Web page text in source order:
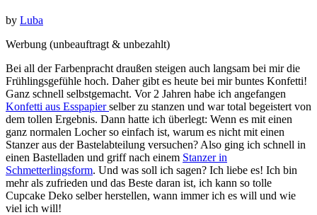
by Luba
Werbung (unbeauftragt & unbezahlt)
Bei all der Farbenpracht draußen steigen auch langsam bei mir die
Frühlingsgefühle hoch. Daher gibt es heute bei mir buntes Konfetti!
Ganz schnell selbstgemacht. Vor 2 Jahren habe ich angefangen
Konfetti aus Esspapierselber zu stanzen und war total begeistert von
dem tollen Ergebnis. Dann hatte ich überlegt: Wenn es mit einen
ganz normalen Locher so einfach ist, warum es nicht mit einen
Stanzer aus der Bastelabteilung versuchen? Also ging ich schnell in
einen Bastelladen und griff nach einem Stanzer in
Schmetterlingsform. Und was soll ich sagen? Ich liebe es! Ich bin
mehr als zufrieden und das Beste daran ist, ich kann so tolle
Cupcake Deko selber herstellen, wann immer ich es will und wie
viel ich will!